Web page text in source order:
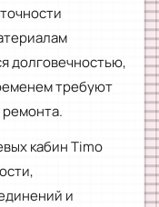
долговечностью,
требуют
кабин Timo
и